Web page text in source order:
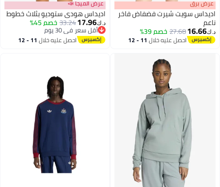
9
عرض برق
اديداس سويت شيرت فضفاض فاخر
ناعم
د.ك‏16.66
27.68خصم 39%
احصل عليه خلال 11 - 12
عرض الميجا 📣
اديداس هودي ستوديو بثلاث خطوط
د.ك‏17.96
33.24خصم 45%
أقل سعر في 30 يوم
أقل سعر في 30 يوماحصل عليه خلال 11 - 12